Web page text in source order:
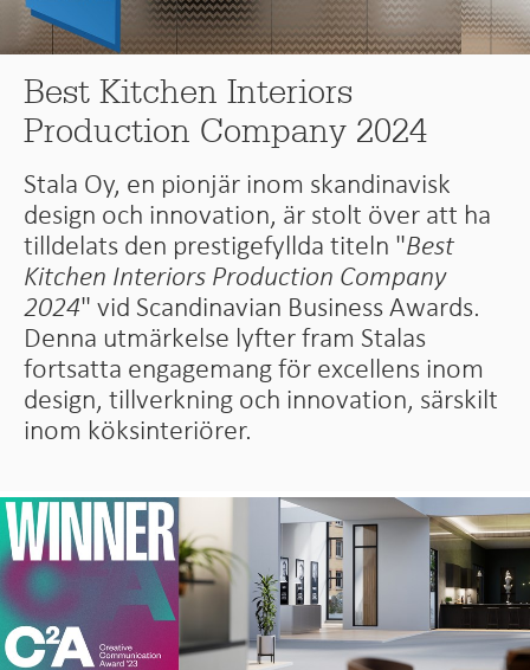
Best Kitchen Interiors
Production Company 2024
Stala Oy, en pionjär inom skandinavisk
design och innovation, är stolt över att ha
tilldelats den prestigefyllda titeln "Best
Kitchen Interiors Production Company
2024" vid Scandinavian Business Awards.
Denna utmärkelse lyfter fram Stalas
fortsatta engagemang för excellens inom
design, tillverkning och innovation, särskilt
inom köksinteriörer.